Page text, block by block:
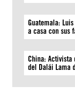
Guatemala:
a casa con sus
China: Activista
del Dalái Lama